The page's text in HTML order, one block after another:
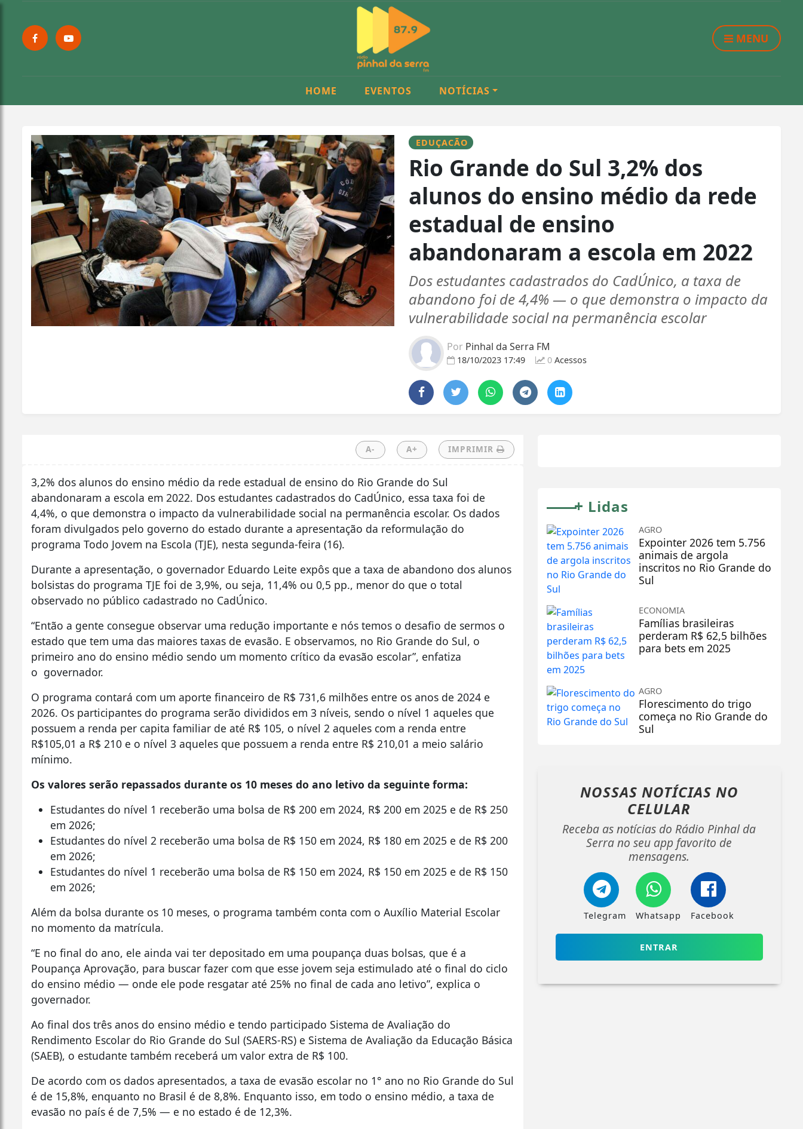
MENU
HOME EVENTOS NOTÍCIAS
EDUÇACÃO
Rio Grande do Sul 3,2% dos
alunos do ensino médio da rede
estadual de ensino
abandonaram a escola em 2022
Dos estudantes cadastrados do CadÚnico, a taxa de
abandono foi de 4,4% — o que demonstra o impacto da
vulnerabilidade social na permanência escolar
Por Pinhal da Serra FM
18/10/2023 17:49 0 Acessos
A- A+ IMPRIMIR
3,2% dos alunos do ensino médio da rede estadual de ensino do Rio Grande do Sul
abandonaram a escola em 2022. Dos estudantes cadastrados do CadÚnico, essa taxa foi de
4,4%, o que demonstra o impacto da vulnerabilidade social na permanência escolar. Os dados
foram divulgados pelo governo do estado durante a apresentação da reformulação do
programa Todo Jovem na Escola (TJE), nesta segunda-feira (16).
Durante a apresentação, o governador Eduardo Leite expôs que a taxa de abandono dos alunos
bolsistas do programa TJE foi de 3,9%, ou seja, 11,4% ou 0,5 pp., menor do que o total
observado no público cadastrado no CadÚnico.
“Então a gente consegue observar uma redução importante e nós temos o desafio de sermos o
estado que tem uma das maiores taxas de evasão. E observamos, no Rio Grande do Sul, o
primeiro ano do ensino médio sendo um momento crítico da evasão escolar”, enfatiza
o governador.
O programa contará com um aporte financeiro de R$ 731,6 milhões entre os anos de 2024 e
2026. Os participantes do programa serão divididos em 3 níveis, sendo o nível 1 aqueles que
possuem a renda per capita familiar de até R$ 105, o nível 2 aqueles com a renda entre
R$105,01 a R$ 210 e o nível 3 aqueles que possuem a renda entre R$ 210,01 a meio salário
mínimo.
Os valores serão repassados durante os 10 meses do ano letivo da seguinte forma:
Estudantes do nível 1 receberão uma bolsa de R$ 200 em 2024, R$ 200 em 2025 e de R$ 250
em 2026;
Estudantes do nível 2 receberão uma bolsa de R$ 150 em 2024, R$ 180 em 2025 e de R$ 200
em 2026;
Estudantes do nível 1 receberão uma bolsa de R$ 150 em 2024, R$ 150 em 2025 e de R$ 150
em 2026;
Além da bolsa durante os 10 meses, o programa também conta com o Auxílio Material Escolar
no momento da matrícula.
“E no final do ano, ele ainda vai ter depositado em uma poupança duas bolsas, que é a
Poupança Aprovação, para buscar fazer com que esse jovem seja estimulado até o final do ciclo
do ensino médio — onde ele pode resgatar até 25% no final de cada ano letivo”, explica o
governador.
Ao final dos três anos do ensino médio e tendo participado Sistema de Avaliação do
Rendimento Escolar do Rio Grande do Sul (SAERS-RS) e Sistema de Avaliação da Educação Básica
(SAEB), o estudante também receberá um valor extra de R$ 100.
De acordo com os dados apresentados, a taxa de evasão escolar no 1° ano no Rio Grande do Sul
é de 15,8%, enquanto no Brasil é de 8,8%. Enquanto isso, em todo o ensino médio, a taxa de
evasão no país é de 7,5% — e no estado é de 12,3%.
+ Lidas
AGRO
Expointer 2026 tem 5.756
animais de argola
inscritos no Rio Grande do
Sul
ECONOMIA
Famílias brasileiras
perderam R$ 62,5 bilhões
para bets em 2025
AGRO
Florescimento do trigo
começa no Rio Grande do
Sul
NOSSAS NOTÍCIAS NO
CELULAR
Receba as notícias do Rádio Pinhal da
Serra no seu app favorito de
mensagens.
Telegram Whatsapp Facebook
ENTRAR